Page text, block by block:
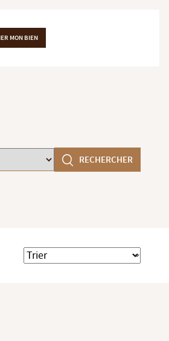
MON BIEN
RECHERCHER
Trier